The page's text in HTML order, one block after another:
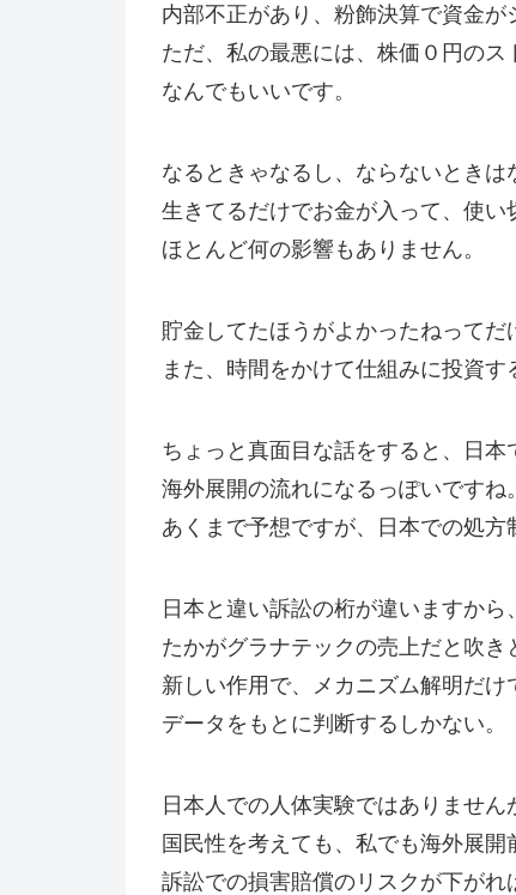
内部不正があり、粉飾決算で資金が
ただ、私の最悪には、株価０円のス
なんでもいいです。
なるときゃなるし、ならないときは
生きてるだけでお金が入って、使い
ほとんど何の影響もありません。
貯金してたほうがよかったねってだ
また、時間をかけて仕組みに投資す
ちょっと真面目な話をすると、日本
海外展開の流れになるっぽいですね。
あくまで予想ですが、日本での処方
日本と違い訴訟の桁が違いますから、
たかがグラナテックの売上だと吹き
新しい作用で、メカニズム解明だけ
データをもとに判断するしかない。
日本人での人体実験ではありません
国民性を考えても、私でも海外展開
訴訟での損害賠償のリスクが下がれ